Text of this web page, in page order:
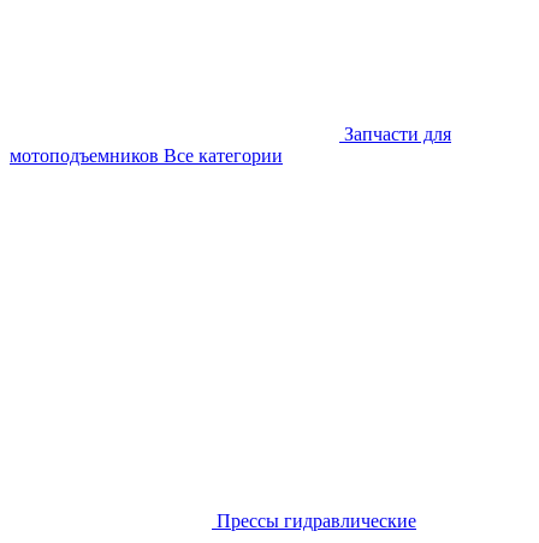
Запчасти для
мотоподъемников Все категории
Прессы гидравлические